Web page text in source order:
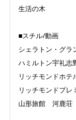
生活の木
■スチル/動画
シェラトン・グラ
ハミルトン宇礼志
リッチモンドホテ
リッチモンドプレ
山形旅館 河鹿荘